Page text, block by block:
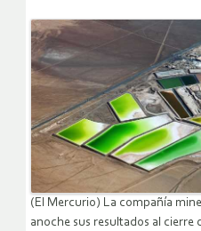
(El Mercurio) La compañía
anoche sus resultados al cierre